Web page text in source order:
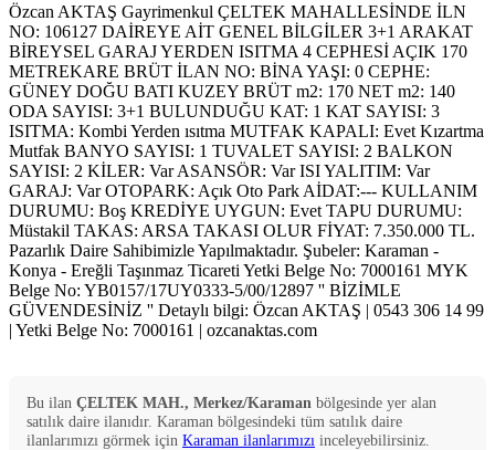
Özcan AKTAŞ Gayrimenkul ÇELTEK MAHALLESİNDE İLN
NO: 106127 DAİREYE AİT GENEL BİLGİLER 3+1 ARAKAT
BİREYSEL GARAJ YERDEN ISITMA 4 CEPHESİ AÇIK 170
METREKARE BRÜT İLAN NO: BİNA YAŞI: 0 CEPHE:
GÜNEY DOĞU BATI KUZEY BRÜT m2: 170 NET m2: 140
ODA SAYISI: 3+1 BULUNDUĞU KAT: 1 KAT SAYISI: 3
ISITMA: Kombi Yerden ısıtma MUTFAK KAPALI: Evet Kızartma
Mutfak BANYO SAYISI: 1 TUVALET SAYISI: 2 BALKON
SAYISI: 2 KİLER: Var ASANSÖR: Var ISI YALITIM: Var
GARAJ: Var OTOPARK: Açık Oto Park AİDAT:--- KULLANIM
DURUMU: Boş KREDİYE UYGUN: Evet TAPU DURUMU:
Müstakil TAKAS: ARSA TAKASI OLUR FİYAT: 7.350.000 TL.
Pazarlık Daire Sahibimizle Yapılmaktadır. Şubeler: Karaman -
Konya - Ereğli Taşınmaz Ticareti Yetki Belge No: 7000161 MYK
Belge No: YB0157/17UY0333-5/00/12897 '' BİZİMLE
GÜVENDESİNİZ '' Detaylı bilgi: Özcan AKTAŞ | 0543 306 14 99
| Yetki Belge No: 7000161 | ozcanaktas.com
Bu ilan ÇELTEK MAH., Merkez/Karaman bölgesinde yer alan
satılık daire ilanıdır. Karaman bölgesindeki tüm satılık daire
ilanlarımızı görmek için Karaman ilanlarımızı inceleyebilirsiniz.